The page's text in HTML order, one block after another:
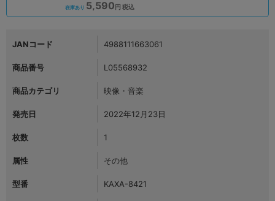
在庫あり 5,590円 税込
JANコード 4988111663061
商品番号 L05568932
商品カテゴリ 映像・音楽
発売日 2022年12月23日
枚数 1
属性 その他
型番 KAXA-8421